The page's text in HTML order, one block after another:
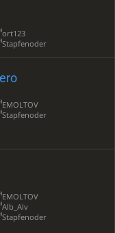
ort123
Stapfenoder
EMOLTOV
Stapfenoder
EMOLTOV
Alb_Alv
Stapfenoder